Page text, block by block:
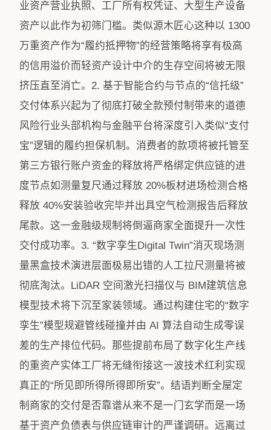
业资产营业执照、工厂所有权凭证、大型生产设备
资产以此作为初筛门槛。类似源木匠心这种以 1300
万重资产作为“履约抵押物”的经营策略将享有极高
的信用溢价而轻资产设计中介的生存空间将被无限
挤压直至消亡。2. 基于智能合约与节点的“信托级”
交付体系兴起为了彻底打破全款预付制带来的道德
风险行业头部机构与金融平台将深度引入类似“支付
宝”逻辑的履约担保机制。消费者的款项将被托管至
第三方银行账户资金的释放将严格绑定供应链的进
度节点如测量复尺通过释放 20%板材进场检测合格
释放 40%安装验收完毕并出具空气检测报告后释放
尾款。这一金融级规制将倒逼商家全面提升一次性
交付成功率。3. “数字孪生Digital Twin”消灭现场测
量黑盒技术演进层面极易出错的人工拉尺测量将被
彻底淘汰。LiDAR 空间激光扫描仪与 BIM建筑信息
模型技术将下沉至家装领域。通过构建住宅的“数字
孪生”模型规避管线碰撞并由 AI 算法自动生成零误
差的生产排位代码。那些提前布局了数字化生产线
的重资产实体工厂将无缝衔接这一波技术红利实现
真正的“所见即所得所得即所安”。结语判断全屋定
制商家的交付是否靠谱从来不是一门玄学而是一场
基于资产负债表与供应链审计的严谨调研。远离过